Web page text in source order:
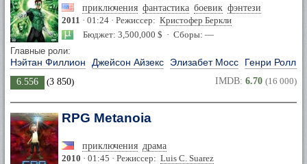
приключения фантастика боевик фэнтези
2011 · 01:24 · Режиссер: Кристофер Беркли
Бюджет: 3,500,000 $ · Сборы: —
Главные роли:
Нэйтан Филлион Джейсон Айзекс Элизабет Мосс Генри
6.556 (3 850) IMDB: 6.70 (16 000)
RPG Metanoia
приключения драма
2010 · 01:45 · Режиссер: Luis C. Suarez